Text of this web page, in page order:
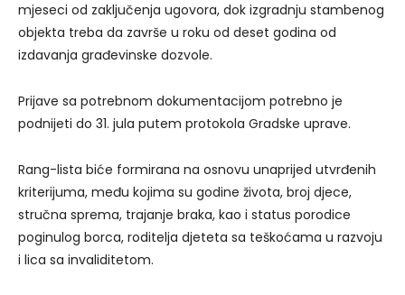
mjeseci od zaključenja ugovora, dok izgradnju stambenog
objekta treba da završe u roku od deset godina od
izdavanja građevinske dozvole.
Prijave sa potrebnom dokumentacijom potrebno je
podnijeti do 31. jula putem protokola Gradske uprave.
Rang-lista biće formirana na osnovu unaprijed utvrđenih
kriterijuma, među kojima su godine života, broj djece,
stručna sprema, trajanje braka, kao i status porodice
poginulog borca, roditelja djeteta sa teškoćama u razvoju
i lica sa invaliditetom.